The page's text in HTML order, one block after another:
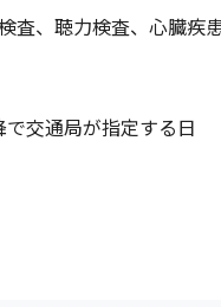
査、聴力検査、心臓疾
交通局が指定する日